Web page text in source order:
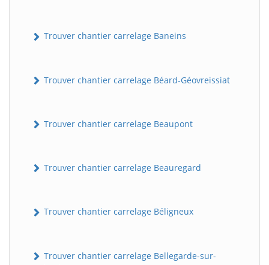
Trouver chantier carrelage Baneins
Trouver chantier carrelage Béard-Géovreissiat
Trouver chantier carrelage Beaupont
Trouver chantier carrelage Beauregard
Trouver chantier carrelage Béligneux
Trouver chantier carrelage Bellegarde-sur-